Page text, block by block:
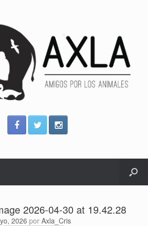
2026-04-30 at 19.42.28
2026 por Axla_Cris